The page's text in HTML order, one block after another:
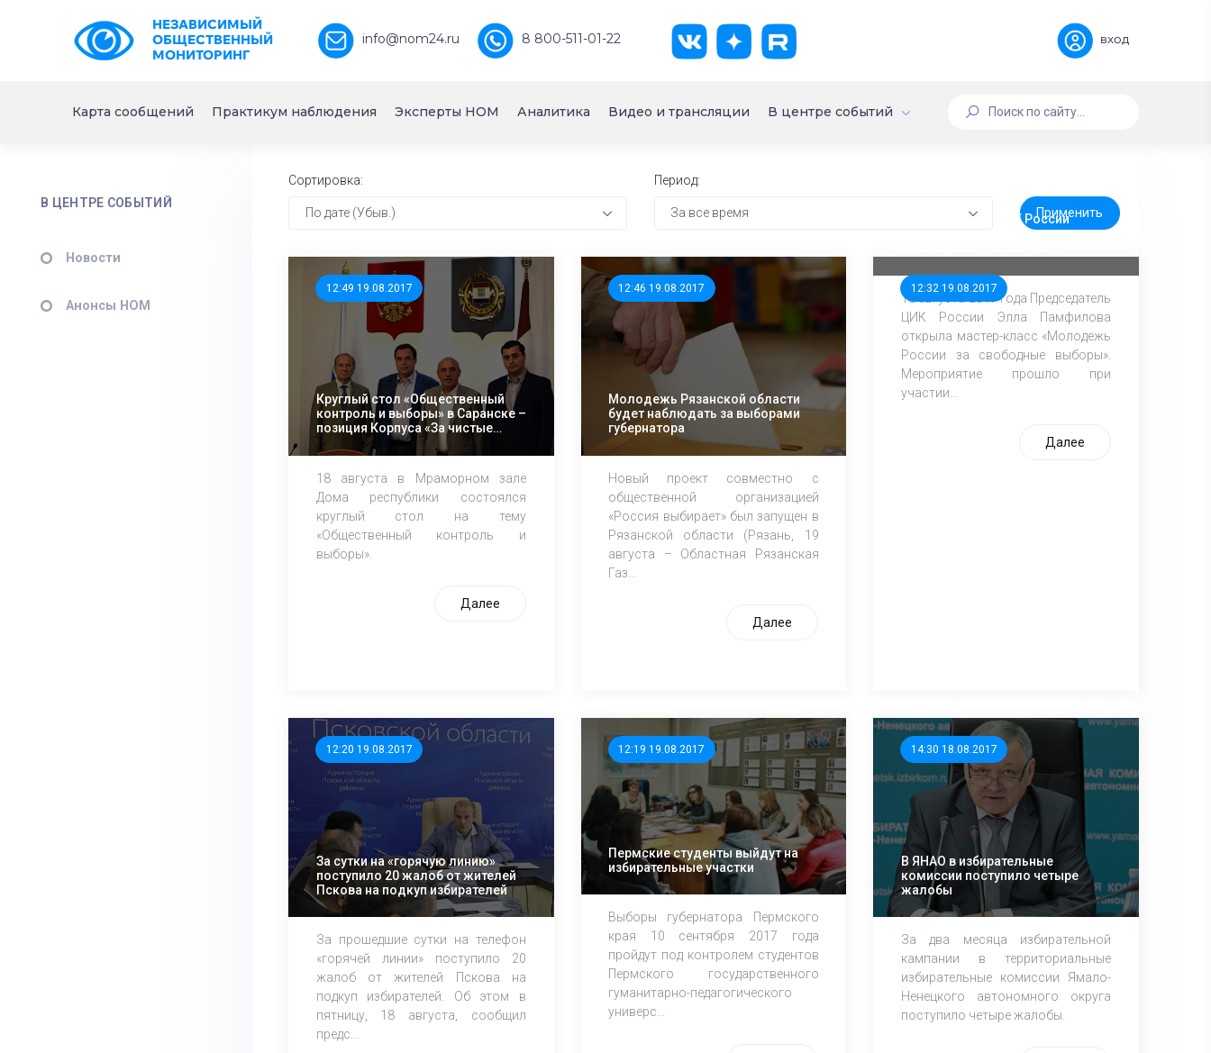
НЕЗАВИСИМЫЙ
ОБЩЕСТВЕННЫЙ
МОНИТОРИНГ
info@nom24.ru 8 800-511-01-22 вход
Карта сообщений Практикум наблюдения Эксперты НОМ Аналитика Видео и трансляции В центре событий
В ЦЕНТРЕ СОБЫТИЙ
Новости
Анонсы НОМ
Сортировка:
По дате (Убыв.)
Период:
За все время
12:49 19.08.2017
Круглый стол «Общественный
контроль и выборы» в Саранске –
позиция Корпуса «За чистые
выборы»
18 августа в Мраморном зале
Дома республики состоялся
круглый стол на тему
«Общественный контроль и
выборы».
Далее
12:46 19.08.2017
Молодежь Рязанской области
будет наблюдать за выборами
губернатора
Новый проект совместно с
общественной организацией
«Россия выбирает» был запущен в
Рязанской области (Рязань, 19
августа – Областная Рязанская
Газ...
Далее
12:32 19.08.2017
Председатель ЦИК России
открыла мастер-класс
18 августа 2017 года Председатель
ЦИК России Элла Памфилова
открыла мастер-класс «Молодежь
России за свободные выборы».
Мероприятие прошло при
участии...
Далее
12:20 19.08.2017
За сутки на «горячую линию»
поступило 20 жалоб от жителей
Пскова на подкуп избирателей
За прошедшие сутки на телефон
«горячей линии» поступило 20
жалоб от жителей Пскова на
подкуп избирателей. Об этом в
пятницу, 18 августа, сообщил
предс...
12:19 19.08.2017
Пермские студенты выйдут на
избирательные участки
Выборы губернатора Пермского
края 10 сентября 2017 года
пройдут под контролем студентов
Пермского государственного
гуманитарно-педагогического
универс...
14:30 18.08.2017
В ЯНАО в избирательные
комиссии поступило четыре
жалобы
За два месяца избирательной
кампании в территориальные
избирательные комиссии Ямало-
Ненецкого автономного округа
поступило четыре жалобы.